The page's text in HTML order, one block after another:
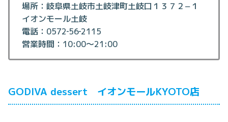
場所：岐阜県土岐市土岐津町土岐口１３７２−１
イオンモール土岐
電話：0572‐56‐2115
営業時間：10:00〜21:00
GODIVA dessert イオンモールKYOTO店